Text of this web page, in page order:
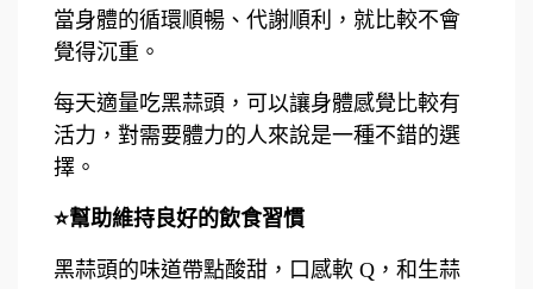
當身體的循環順暢、代謝順利，就比較不會
覺得沉重。
每天適量吃黑蒜頭，可以讓身體感覺比較有
活力，對需要體力的人來說是一種不錯的選
擇。
⭐幫助維持良好的飲食習慣
黑蒜頭的味道帶點酸甜，口感軟 Q，和生蒜